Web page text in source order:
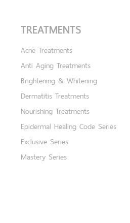
TREATMENTS
Acne Treatments
Anti Aging Treatments
Brightening & Whitening
Dermatitis Treatments
Nourishing Treatments
Epidermal Healing Code Series
Exclusive Series
Mastery Series